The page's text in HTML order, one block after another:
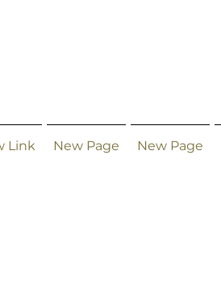
Link New Page New Page